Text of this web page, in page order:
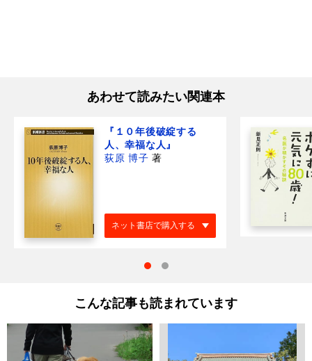
あわせて読みたい関連本
『１０年後破綻する
人、幸福な人』
荻原 博子 著
ネット書店で購入する
こんな記事も読まれています